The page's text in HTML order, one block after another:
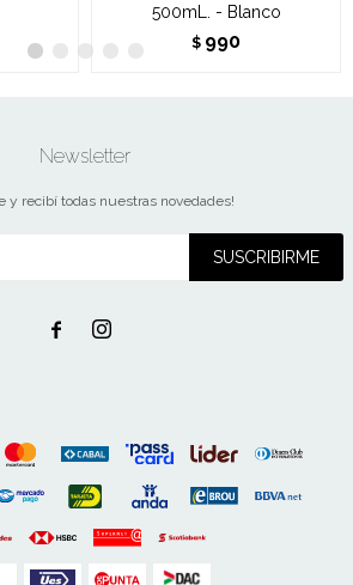
500mL. - Blanco
$ 990
Newsletter
y recibí todas nuestras novedades!
SUSCRIBIRME
 